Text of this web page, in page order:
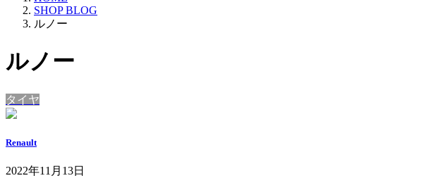
SHOP BLOG
ルノー
ルノー
タイヤ
Renault
2022年11月13日